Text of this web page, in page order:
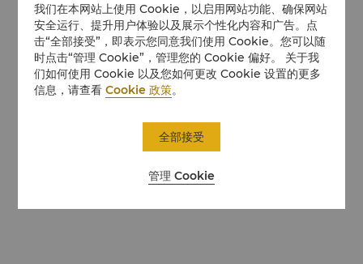
我们在本网站上使用 Cookie，以启用网站功能、确保网站
安全运行、提升用户体验以及展示个性化内容和广告。点
击“全部接受”，即表示您同意我们使用 Cookie。您可以随
时点击“管理 Cookie”，管理您的 Cookie 偏好。 关于我
们如何使用 Cookie 以及您如何更改 Cookie 设置的更多
信息，请查看Cookie 政策。
管理 Cookie
全部接受